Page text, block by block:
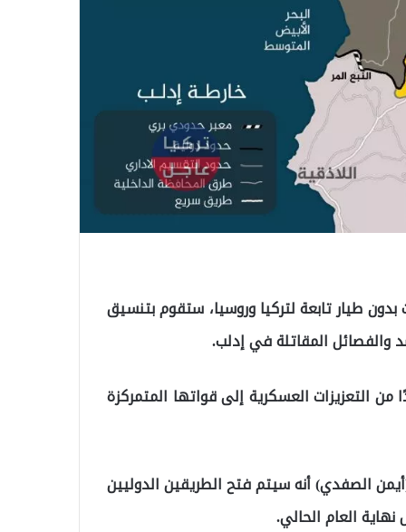
طيار تابعة لتركيا وروسيا، ستقوم بتنسيق
والفصائل المقاتلة في إدلب.
من التعزيزات العسكرية إلى قواتها المتمركزة
الصفدي) أنه سيتم فتح الطريقين الدوليين
العام الحالي.